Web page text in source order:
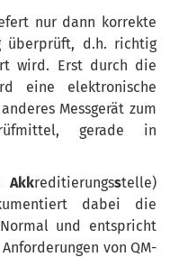
nur dann korrekte
überprüft, d.h. richtig
wird. Erst durch die
eine elektronische
Messgerät zum
gerade in
Akkreditierungsstelle)
dabei die
und entspricht
von QM-